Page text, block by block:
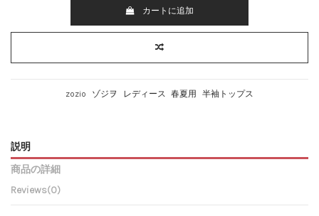
カートに追加
zozio ゾジヲ レディース 春夏用 半袖トップス
説明
商品の詳細
Reviews(0)